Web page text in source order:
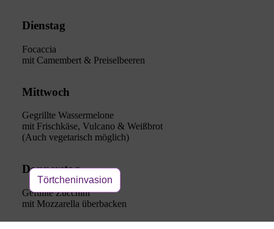
Törtcheninvasion
Dienstag
Focaccia
mit Camembert & Preiselbeeren
Mittwoch
Gegrillte Wassermelone
mit Frischkäse, Vulcano & Weißbrot
(Auch vegetarisch möglich)
Donnerstag
Gefüllte Zucchini
mit Mozzarella überbacken